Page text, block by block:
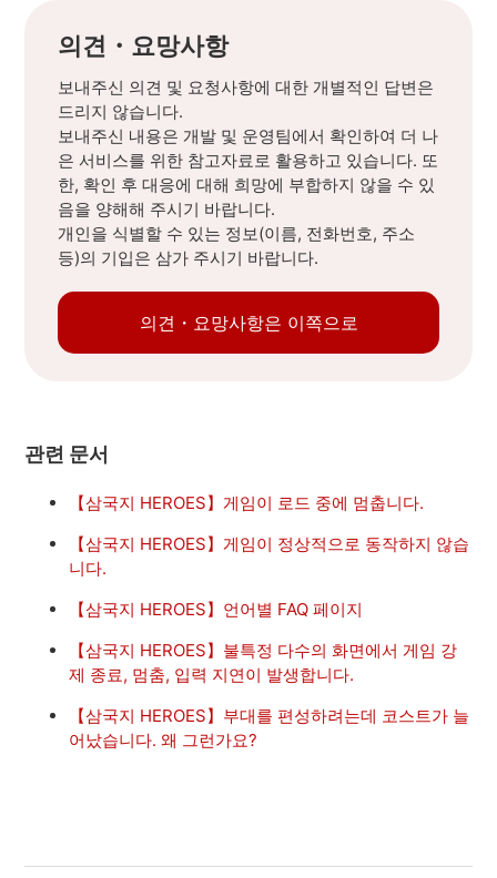
의견・요망사항
보내주신 의견 및 요청사항에 대한 개별적인 답변은
드리지 않습니다.
보내주신 내용은 개발 및 운영팀에서 확인하여 더 나
은 서비스를 위한 참고자료로 활용하고 있습니다. 또
한, 확인 후 대응에 대해 희망에 부합하지 않을 수 있
음을 양해해 주시기 바랍니다.
개인을 식별할 수 있는 정보(이름, 전화번호, 주소
등)의 기입은 삼가 주시기 바랍니다.
의견・요망사항은 이쪽으로
관련 문서
【삼국지 HEROES】게임이 로드 중에 멈춥니다.
【삼국지 HEROES】게임이 정상적으로 동작하지 않습
니다.
【삼국지 HEROES】언어별 FAQ 페이지
【삼국지 HEROES】불특정 다수의 화면에서 게임 강
제 종료, 멈춤, 입력 지연이 발생합니다.
【삼국지 HEROES】부대를 편성하려는데 코스트가 늘
어났습니다. 왜 그런가요?